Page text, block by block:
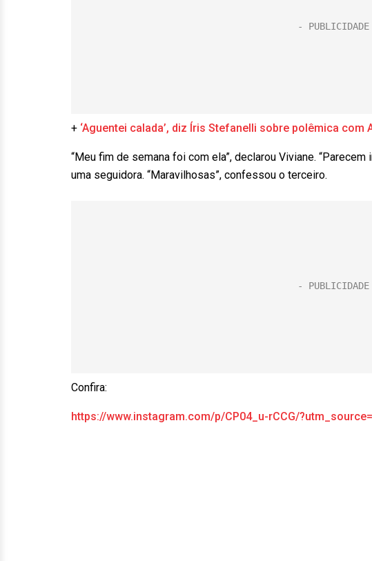
+ ‘Aguentei calada’, diz Íris Stefanelli sobre polêmica com
“Meu fim de semana foi com ela”, declarou Viviane.
uma seguidora. “Maravilhosas”, confessou o terceiro.
Confira:
https://www.instagram.com/p/CP04_u-rCCG/